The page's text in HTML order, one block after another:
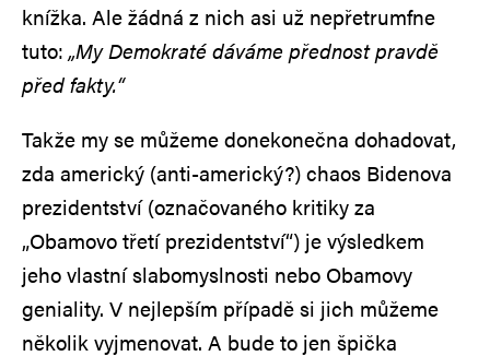
knížka. Ale žádná z nich asi už nepřetrumfne
tuto:„My Demokraté dáváme přednost pravdě
před fakty.“
Takže my se můžeme donekonečna dohadovat,
zda americký (anti-americký?) chaos Bidenova
prezidentství (označovaného kritiky za
„Obamovo třetí prezidentství“) je výsledkem
jeho vlastní slabomyslnosti nebo Obamovy
geniality. V nejlepším případě si jich můžeme
několik vyjmenovat. A bude to jen špička